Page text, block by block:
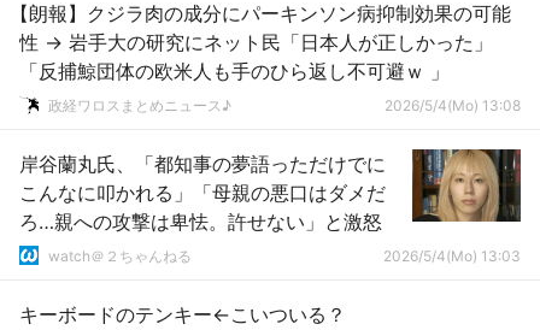
【朗報】クジラ肉の成分にパーキンソン病抑制効果の可能
性 → 岩手大の研究にネット民「日本人が正しかった」
「反捕鯨団体の欧米人も手のひら返し不可避ｗ 」
政経ワロスまとめニュース♪ 2026/5/4(Mo) 13:08
岸谷蘭丸氏、「都知事の夢語っただけでに
こんなに叩かれる」「母親の悪口はダメだ
ろ…親への攻撃は卑怯。許せない」と激怒
watch＠２ちゃんねる 2026/5/4(Mo) 13:03
キーボードのテンキー←こいついる？